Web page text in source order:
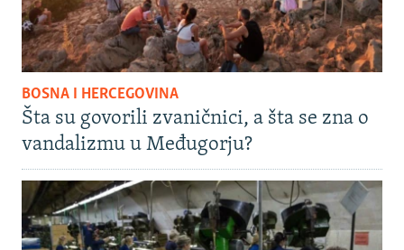
BOSNA I HERCEGOVINA
Šta su govorili zvaničnici, a šta se zna o
vandalizmu u Međugorju?